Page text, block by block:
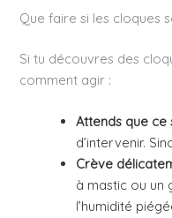
Que faire si les cloques
Si tu découvres des
comment agir :
Attends que
d’intervenir.
Crève
à mastic ou un
l’humidité